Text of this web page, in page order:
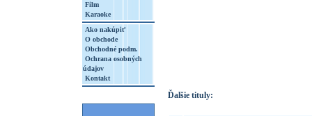
Film
Karaoke
Ako nakúpiť
O obchode
Obchodné podm.
Ochrana osobných
údajov
Kontakt
Ďalšie tituly: